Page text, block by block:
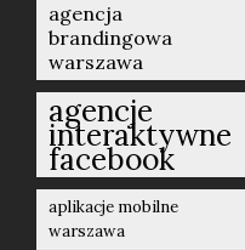
agencja
brandingowa
warszawa
agencje
interaktywne
facebook
aplikacje mobilne
warszawa